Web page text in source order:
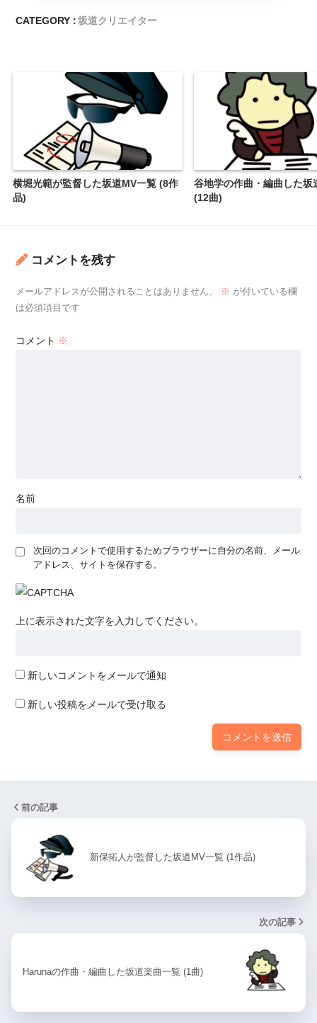
CATEGORY : 坂道クリエイター
横堀光範が監督した坂道MV一覧 (8作
品)
谷地学の作曲・編曲した坂
(12曲)
コメントを残す
メールアドレスが公開されることはありません。 ※ が付いている欄
は必須項目です
コメント ※
名前
次回のコメントで使用するためブラウザーに自分の名前、メール
アドレス、サイトを保存する。
上に表示された文字を入力してください。
新しいコメントをメールで通知
新しい投稿をメールで受け取る
前の記事
新保拓人が監督した坂道MV一覧 (1作品)
次の記事
Harunaの作曲・編曲した坂道楽曲一覧 (1曲)